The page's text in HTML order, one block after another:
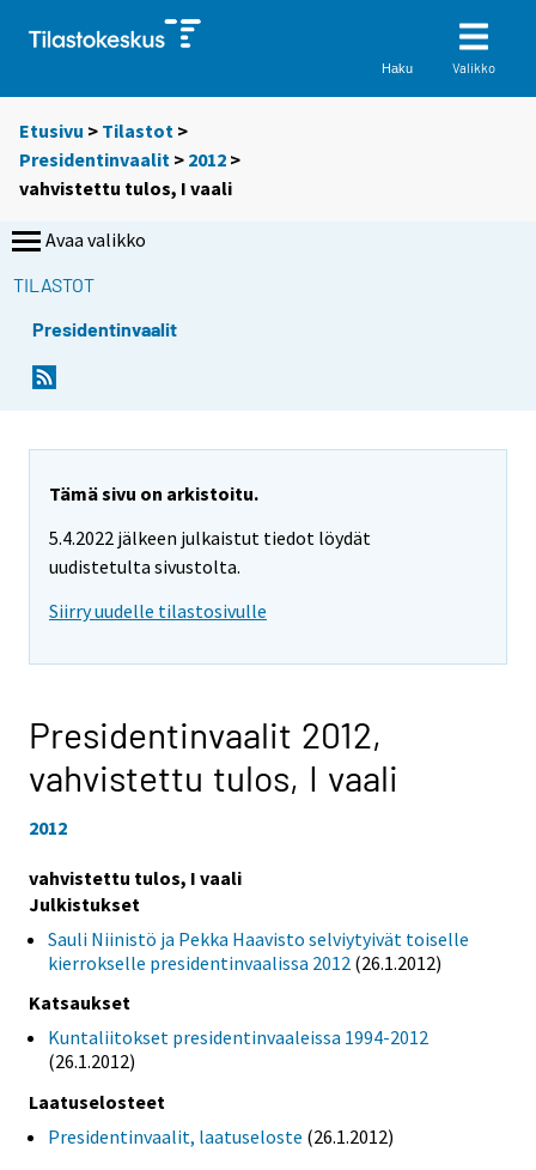
Haku Valikko
Etusivu > Tilastot >
Presidentinvaalit > 2012 >
vahvistettu tulos, I vaali
Avaa valikko
TILASTOT
Presidentinvaalit
Tämä sivu on arkistoitu.
5.4.2022 jälkeen julkaistut tiedot löydät
uudistetulta sivustolta.
Siirry uudelle tilastosivulle
Presidentinvaalit 2012,
vahvistettu tulos, I vaali
2012
vahvistettu tulos, I vaali
Julkistukset
Sauli Niinistö ja Pekka Haavisto selviytyivät toiselle
kierrokselle presidentinvaalissa 2012 (26.1.2012)
Katsaukset
Kuntaliitokset presidentinvaaleissa 1994-2012
(26.1.2012)
Laatuselosteet
Presidentinvaalit, laatuseloste (26.1.2012)